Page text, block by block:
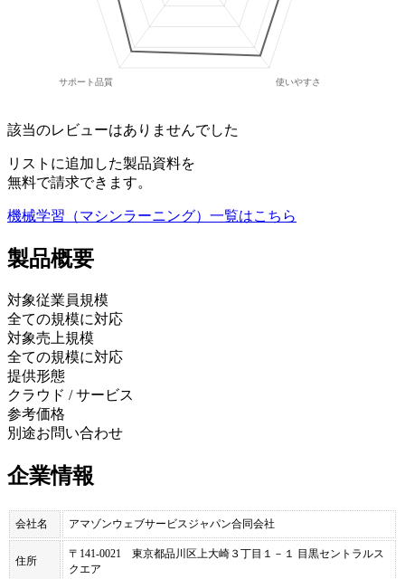
該当のレビューはありませんでした
リストに追加した製品資料を
無料で請求できます。
機械学習（マシンラーニング） 一覧はこちら
製品概要
対象従業員規模
全ての規模に対応
対象売上規模
全ての規模に対応
提供形態
クラウド / サービス
参考価格
別途お問い合わせ
企業情報
会社名 アマゾンウェブサービスジャパン合同会社
住所
〒141-0021 東京都品川区上大崎３丁目１－１ 目黒セントラルス
クエア